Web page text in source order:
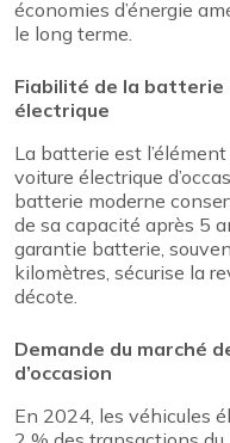
économies d’énergie
le long terme.
Fiabilité de la batterie
électrique
La batterie est
voiture électrique
batterie moderne
de sa capacité après 5
garantie batterie,
kilomètres, sécurise la
décote.
Demande du marché
d’occasion
En 2024, les véhicules